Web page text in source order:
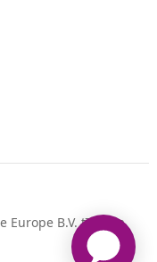
Europe B.V. tīmekļa